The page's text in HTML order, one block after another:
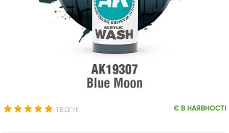
1 ВІДГУК Є В НАЯВНОСТІ